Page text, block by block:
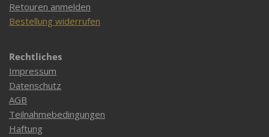
Retouren anmelden
Bestellung widerrufen
Rechtliches
Impressum
Datenschutz
AGB
Teilnahmebedingungen
Haftung